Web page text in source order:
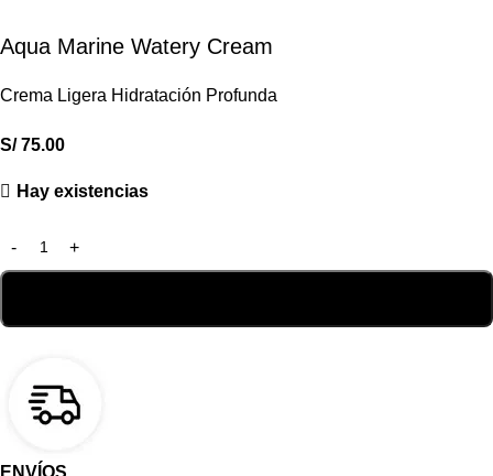
Aqua Marine Watery Cream
Crema Ligera Hidratación Profunda
S/75.00
Hay existencias
ENVÍOS